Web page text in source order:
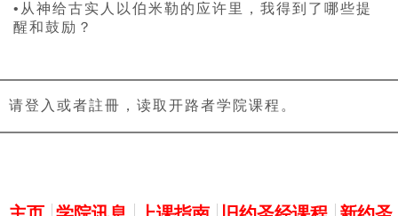
•从神给古实人以伯米勒的应许里，我得到了哪些提
醒和鼓励？
请登入或者註冊，读取开路者学院课程。
主選單